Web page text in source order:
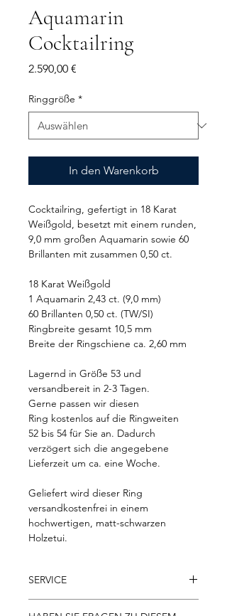
Aquamarin
Cocktailring
2.590,00 €
Ringgröße *
In den Warenkorb
Cocktailring, gefertigt in 18 Karat
Weißgold, besetzt mit einem runden,
9,0 mm großen Aquamarin sowie 60
Brillanten mit zusammen 0,50 ct.
18 Karat Weißgold
1 Aquamarin 2,43 ct. (9,0 mm)
60 Brillanten 0,50 ct. (TW/SI)
Ringbreite gesamt 10,5 mm
Breite der Ringschiene ca. 2,60 mm
Lagernd in Größe 53 und
versandbereit in 2-3 Tagen.
Gerne passen wir diesen
Ring kostenlos auf die Ringweiten
52 bis 54 für Sie an. Dadurch
verzögert sich die angegebene
Lieferzeit um ca. eine Woche.
Geliefert wird dieser Ring
versandkostenfrei in einem
hochwertigen, matt-schwarzen
Holzetui.
SERVICE